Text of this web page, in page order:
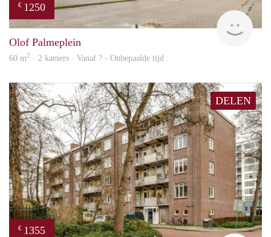
€ 1250
Olof Palmeplein
60 m2 · 2 kamers · Vanaf ? - Onbepaalde tijd
DELEN
€ 1355